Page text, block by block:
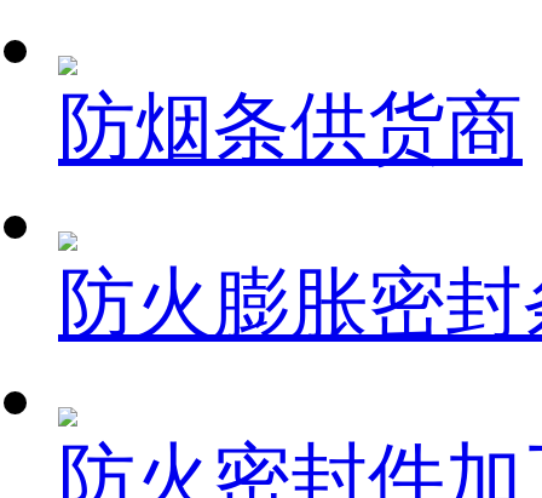
防烟条供货商
防火膨胀密
防火密封件加